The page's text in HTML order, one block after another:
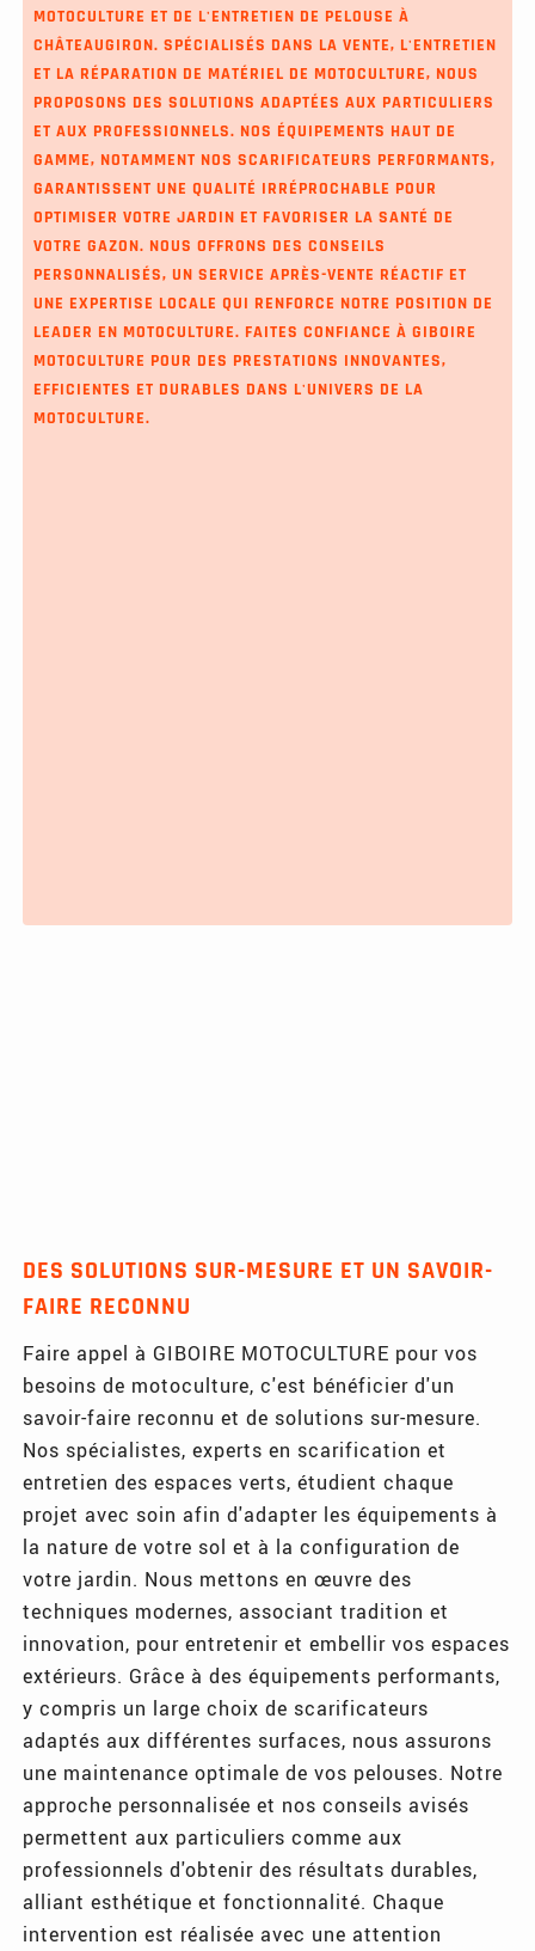
MOTOCULTURE ET DE L'ENTRETIEN DE PELOUSE À
CHÂTEAUGIRON. SPÉCIALISÉS DANS LA VENTE, L'ENTRETIEN
ET LA RÉPARATION DE MATÉRIEL DE MOTOCULTURE, NOUS
PROPOSONS DES SOLUTIONS ADAPTÉES AUX PARTICULIERS
ET AUX PROFESSIONNELS. NOS ÉQUIPEMENTS HAUT DE
GAMME, NOTAMMENT NOS SCARIFICATEURS PERFORMANTS,
GARANTISSENT UNE QUALITÉ IRRÉPROCHABLE POUR
OPTIMISER VOTRE JARDIN ET FAVORISER LA SANTÉ DE
VOTRE GAZON. NOUS OFFRONS DES CONSEILS
PERSONNALISÉS, UN SERVICE APRÈS-VENTE RÉACTIF ET
UNE EXPERTISE LOCALE QUI RENFORCE NOTRE POSITION DE
LEADER EN MOTOCULTURE. FAITES CONFIANCE À GIBOIRE
MOTOCULTURE POUR DES PRESTATIONS INNOVANTES,
EFFICIENTES ET DURABLES DANS L'UNIVERS DE LA
MOTOCULTURE.
DES SOLUTIONS SUR-MESURE ET UN SAVOIR-
FAIRE RECONNU
Faire appel à GIBOIRE MOTOCULTURE pour vos
besoins de motoculture, c'est bénéficier d'un
savoir-faire reconnu et de solutions sur-mesure.
Nos spécialistes, experts en scarification et
entretien des espaces verts, étudient chaque
projet avec soin afin d'adapter les équipements à
la nature de votre sol et à la configuration de
votre jardin. Nous mettons en œuvre des
techniques modernes, associant tradition et
innovation, pour entretenir et embellir vos espaces
extérieurs. Grâce à des équipements performants,
y compris un large choix de scarificateurs
adaptés aux différentes surfaces, nous assurons
une maintenance optimale de vos pelouses. Notre
approche personnalisée et nos conseils avisés
permettent aux particuliers comme aux
professionnels d'obtenir des résultats durables,
alliant esthétique et fonctionnalité. Chaque
intervention est réalisée avec une attention